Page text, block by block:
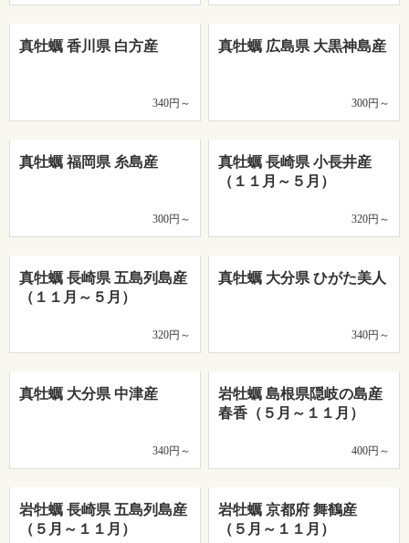
真牡蠣 香川県 白方産
340円～
真牡蠣 広島県 大黒神島産
300円～
真牡蠣 福岡県 糸島産
300円～
真牡蠣 長崎県 小長井産
（１１月～５月）
320円～
真牡蠣 長崎県 五島列島産
（１１月～５月）
320円～
真牡蠣 大分県 ひがた美人
340円～
真牡蠣 大分県 中津産
340円～
岩牡蠣 島根県隠岐の島産
春香（５月～１１月）
400円～
岩牡蠣 長崎県 五島列島産
（５月～１１月）
岩牡蠣 京都府 舞鶴産
（５月～１１月）